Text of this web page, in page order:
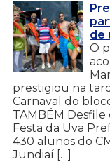
de
O
prestigiou na
Carnaval do
TAMBÉM
Festa da Uva
430 alunos do
Jundiaí […]